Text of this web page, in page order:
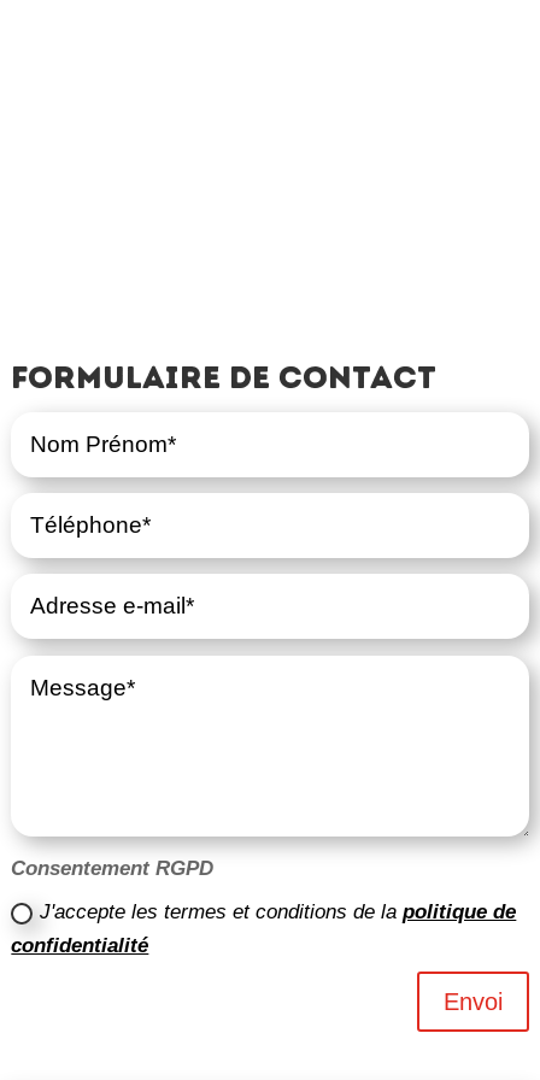
Formulaire de contact
Consentement RGPD
J'accepte les termes et conditions de lapolitique de
confidentialité
Envoi